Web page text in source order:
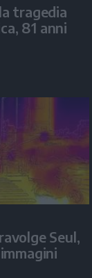
tragedia
81 anni
Seul,